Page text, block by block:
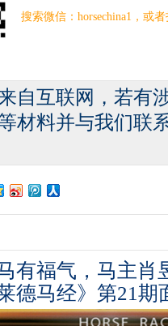
搜索微信：horsechina1，或
自互联网，若有
材料并与我们联
有福气，马主肖
德马经》第21期